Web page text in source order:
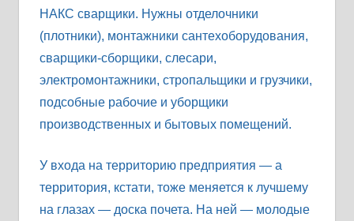
НАКС сварщики. Нужны отделочники
(плотники), монтажники сантехоборудования,
сварщики-сборщики, слесари,
электромонтажники, стропальщики и грузчики,
подсобные рабочие и уборщики
производственных и бытовых помещений.
У входа на территорию предприятия — а
территория, кстати, тоже меняется к лучшему
на глазах — доска почета. На ней — молодые